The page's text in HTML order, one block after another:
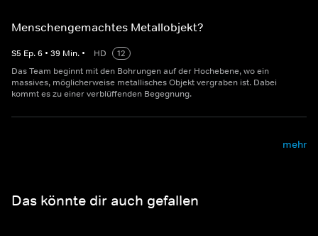
Menschengemachtes Metallobjekt?
S5 Ep.6 • 39 Min. • HD
12
Das Team beginnt mit den Bohrungen auf der Hochebene, wo ein
massives, möglicherweise metallisches Objekt vergraben ist. Dabei
kommt es zu einer verblüffenden Begegnung.
mehr
Das könnte dir auch gefallen